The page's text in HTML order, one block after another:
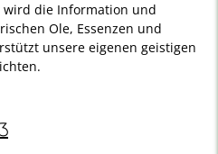
die Information und
Ole, Essenzen und
unsere eigenen geistigen